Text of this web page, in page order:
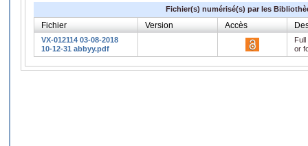
Fichier(s) numérisé(s) par les
Fichier Version Accès
VX-012114 03-08-2018
10-12-31 abbyy.pdf
or